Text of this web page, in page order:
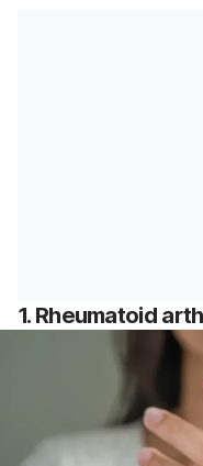
1. Rheumatoid